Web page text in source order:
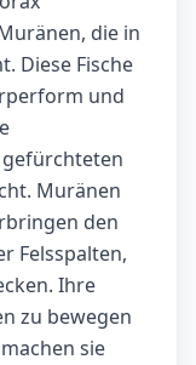
die in
Diese Fische
und
Muränen
den
Felsspalten,
Ihre
zu bewegen
sie